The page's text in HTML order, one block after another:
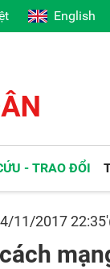
English
- TRAO ĐỔI
11/2017